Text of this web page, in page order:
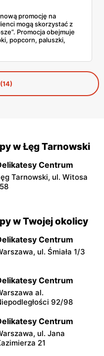
promocję na
mogą skorzystać z
Promocja obejmuje
popcorn, paluszki,
w Łęg Tarnowski
Centrum
Tarnowski, ul. Witosa
w Twojej okolicy
Centrum
ul. Śmiała 1/3
Centrum
al.
92/98
Centrum
ul. Jana
21